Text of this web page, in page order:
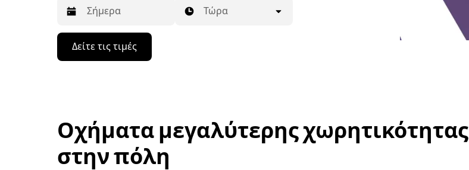
Πατήστε
πλήκτρο
να
μετακινηθείτε
ημερολόγιο
Τώρα
Δείτε τις τιμές
Οχήματα μεγαλύτερης χωρητικότητας
στην πόλη